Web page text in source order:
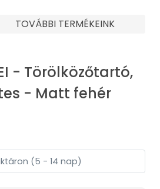
TOVÁBBI TERMÉKEINK
- Törölközőtartó,
- Matt fehér
(5 - 14 nap)